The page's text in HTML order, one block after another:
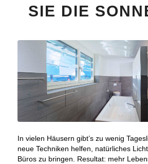
SIE DIE
In vielen Häusern gibt’s zu wenig
neue Techniken helfen, natürliches
Büros zu bringen. Resultat: mehr